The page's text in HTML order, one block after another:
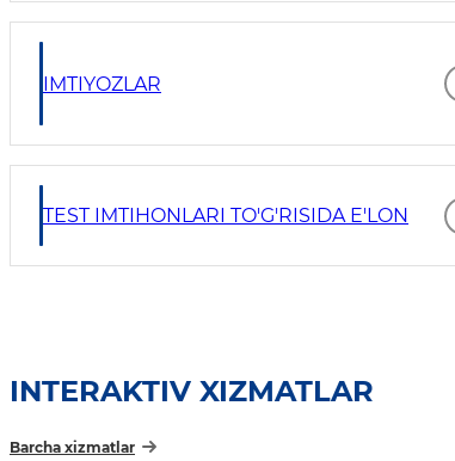
IMTIYOZLAR
TEST IMTIHONLARI TO'G'RISIDA E'LON
INTERAKTIV XIZMATLAR
Barcha xizmatlar